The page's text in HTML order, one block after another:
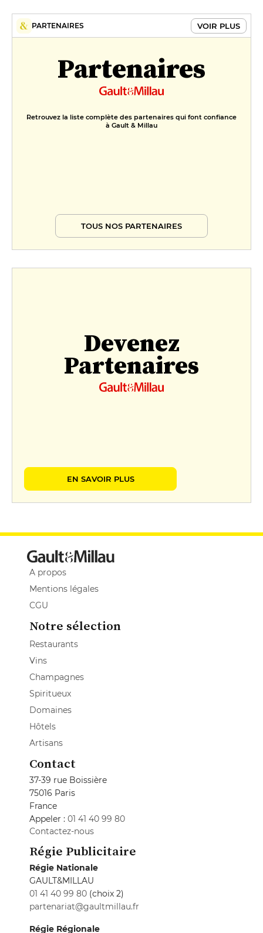
PARTENAIRES VOIR PLUS
Partenaires
Retrouvez la liste complète des partenaires qui font confiance
à Gault & Millau
TOUS NOS PARTENAIRES
Devenez
Partenaires
EN SAVOIR PLUS
A propos
Mentions légales
CGU
Notre sélection
Restaurants
Vins
Champagnes
Spiritueux
Domaines
Hôtels
Artisans
Contact
37-39 rue Boissière
75016 Paris
France
Appeler : 01 41 40 99 80
Contactez-nous
Régie Publicitaire
Régie Nationale
GAULT&MILLAU
01 41 40 99 80 (choix 2)
partenariat@gaultmillau.fr
Régie Régionale